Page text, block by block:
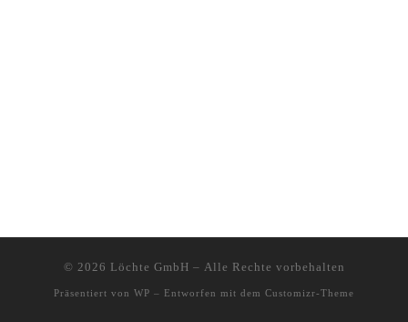
© 2026 Löchte GmbH – Alle Rechte vorbehalten
Präsentiert von WP – Entworfen mit dem Customizr-Theme